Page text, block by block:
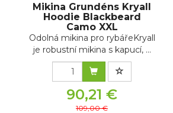
Mikina Grundéns Kryall
Hoodie Blackbeard
Camo XXL
Odolná mikina pro rybářeKryall
je robustní mikina s kapucí, ...
90,21 €
109,00 €